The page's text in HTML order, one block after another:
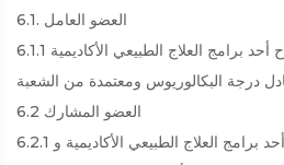
6.1. العضو العامل
6.1.1 هو العضو الذي أتم بنجاح أحد برامج العلاج الطبيعي الأكاديمية
6.2 العضو المشارك
6.2.1 هو العضو الذي أتم بنجاح أحد برامج العلاج الطبيعي الأكاديمية و